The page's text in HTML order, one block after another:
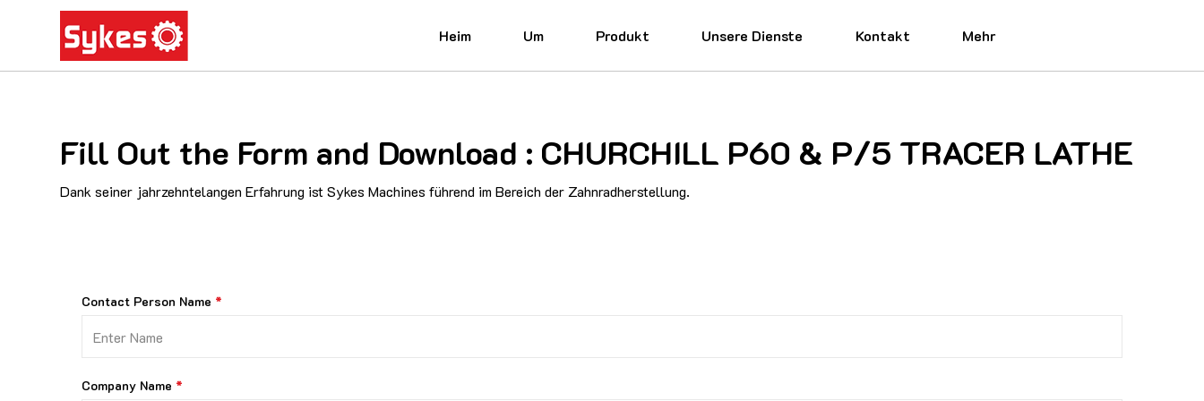
Heim Um Produkt Unsere Dienste Kontakt Mehr
Fill Out the Form and Download : CHURCHILL P60 & P/5 TRACER LATHE
Dank seiner jahrzehntelangen Erfahrung ist Sykes Machines führend im Bereich der Zahnradherstellung.
Contact Person Name
Company Name